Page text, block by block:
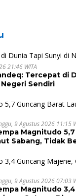
21:46 WITA
Tercepat di
Sendiri
9 Agustus 2026 11:15
Magnitudo
Sabang, Tidak
9 Agustus 2026 07:03
Magnitudo